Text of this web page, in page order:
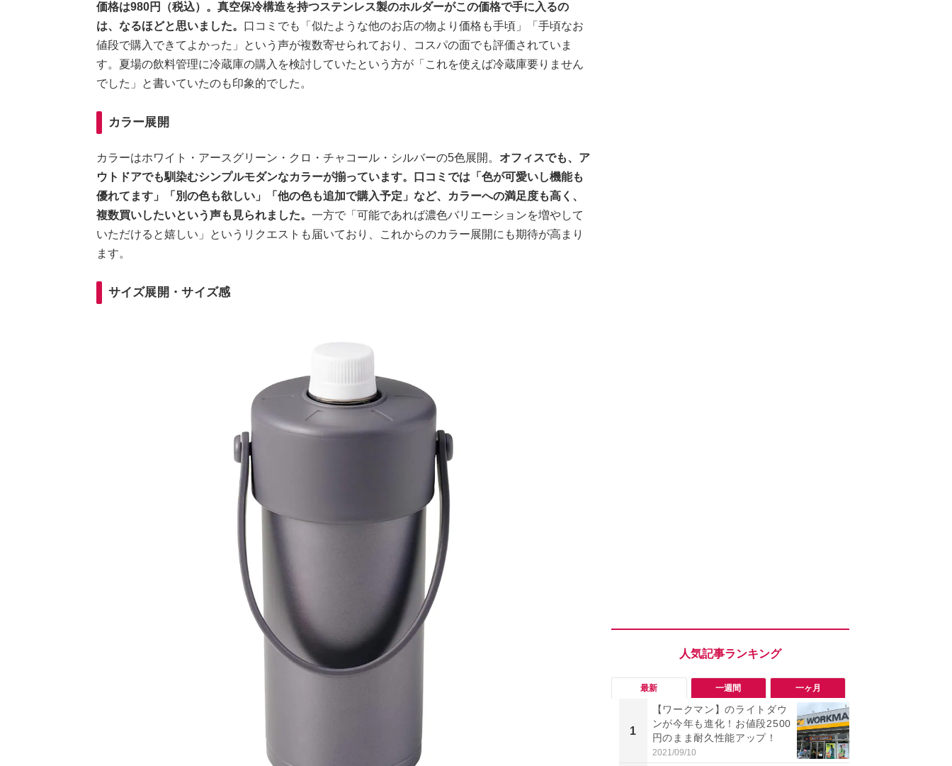
価格は980円（税込）。真空保冷構造を持つステンレス製のホルダーがこの価格で手に入るの
は、なるほどと思いました。 口コミでも「似たような他のお店の物より価格も手頃」「手頃なお
値段で購入できてよかった」という声が複数寄せられており、コスパの面でも評価されていま
す。夏場の飲料管理に冷蔵庫の購入を検討していたという方が「これを使えば冷蔵庫要りません
でした」と書いていたのも印象的でした。
カラー展開
カラーはホワイト・アースグリーン・クロ・チャコール・シルバーの5色展開。 オフィスでも、ア
ウトドアでも馴染むシンプルモダンなカラーが揃っています。口コミでは「色が可愛いし機能も
優れてます」「別の色も欲しい」「他の色も追加で購入予定」など、カラーへの満足度も高く、
複数買いしたいという声も見られました。 一方で「可能であれば濃色バリエーションを増やして
いただけると嬉しい」というリクエストも届いており、これからのカラー展開にも期待が高まり
ます。
サイズ展開・サイズ感
最新 一週間 一ヶ月
1
【ワークマン】のライトダウ
ンが今年も進化！お値段2500
円のまま耐久性能アップ！
2021/09/10